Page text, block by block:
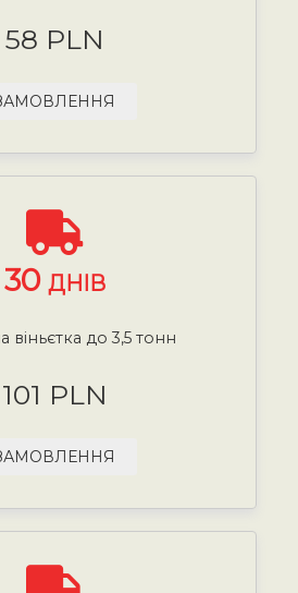
58 PLN
30 ДНІВ
віньєтка до 3,5 тонн
101 PLN